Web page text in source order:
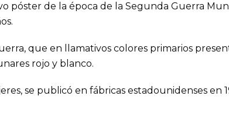
póster de la época de la Segunda Guerra
que en llamativos colores primarios
rojo y blanco.
se publicó en fábricas estadounidenses en